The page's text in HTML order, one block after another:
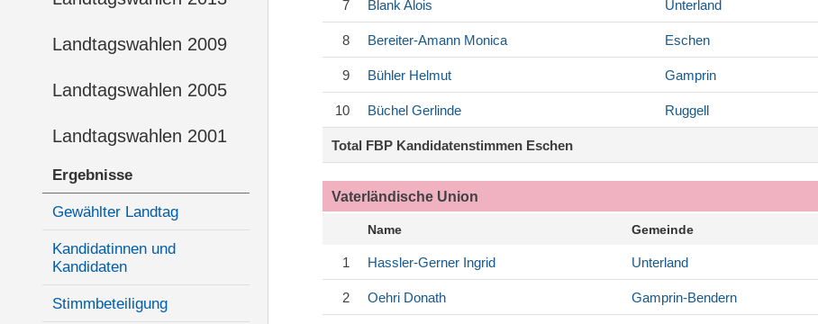
Landtagswahlen 2009
Landtagswahlen 2005
Landtagswahlen 2001
Ergebnisse
Gewählter Landtag
Kandidatinnen und
Kandidaten
Stimmbeteiligung
7 Blank Alois Unterland
8 Bereiter-Amann Monica Eschen
9 Bühler Helmut Gamprin
10 Büchel Gerlinde Ruggell
Total FBP Kandidatenstimmen Eschen
Vaterländische Union
Name Gemeinde
1 Hassler-Gerner Ingrid Unterland
2 Oehri Donath Gamprin-Bendern